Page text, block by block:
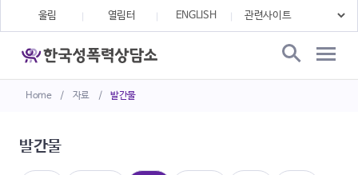
Home / 자료 / 발간물
울림 열림터 ENGLISH
발간물